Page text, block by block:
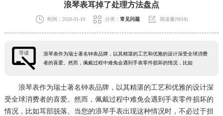
浪琴表耳掉了处理方法盘点
 时间：2026-01-19  分类： 常见问题  阅读量(9018)
导读
浪琴表作为瑞士著名钟表品牌，以其精湛的工艺和优雅的设计深受全球消费
者的喜爱。然而，佩戴过程中难免会遇到手表零件损坏的情况，比如
浪琴表作为瑞士著名钟表品牌，以其精湛的工艺和优雅的设计深
受全球消费者的喜爱。然而，佩戴过程中难免会遇到手表零件损坏的
情况，比如耳部脱落。当您的浪琴手表出现这种情况时，不必过于担